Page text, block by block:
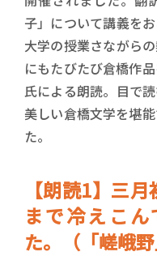
子」について講義を
大学の授業さながら
にもたびたび倉橋作
氏による朗読。目で
美しい倉橋文学を堪
た。
【朗読1】三
まで冷えこ
た。（「嵯峨野